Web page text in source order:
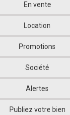
En vente
Location
Promotions
Société
Alertes
Publiez votre bien